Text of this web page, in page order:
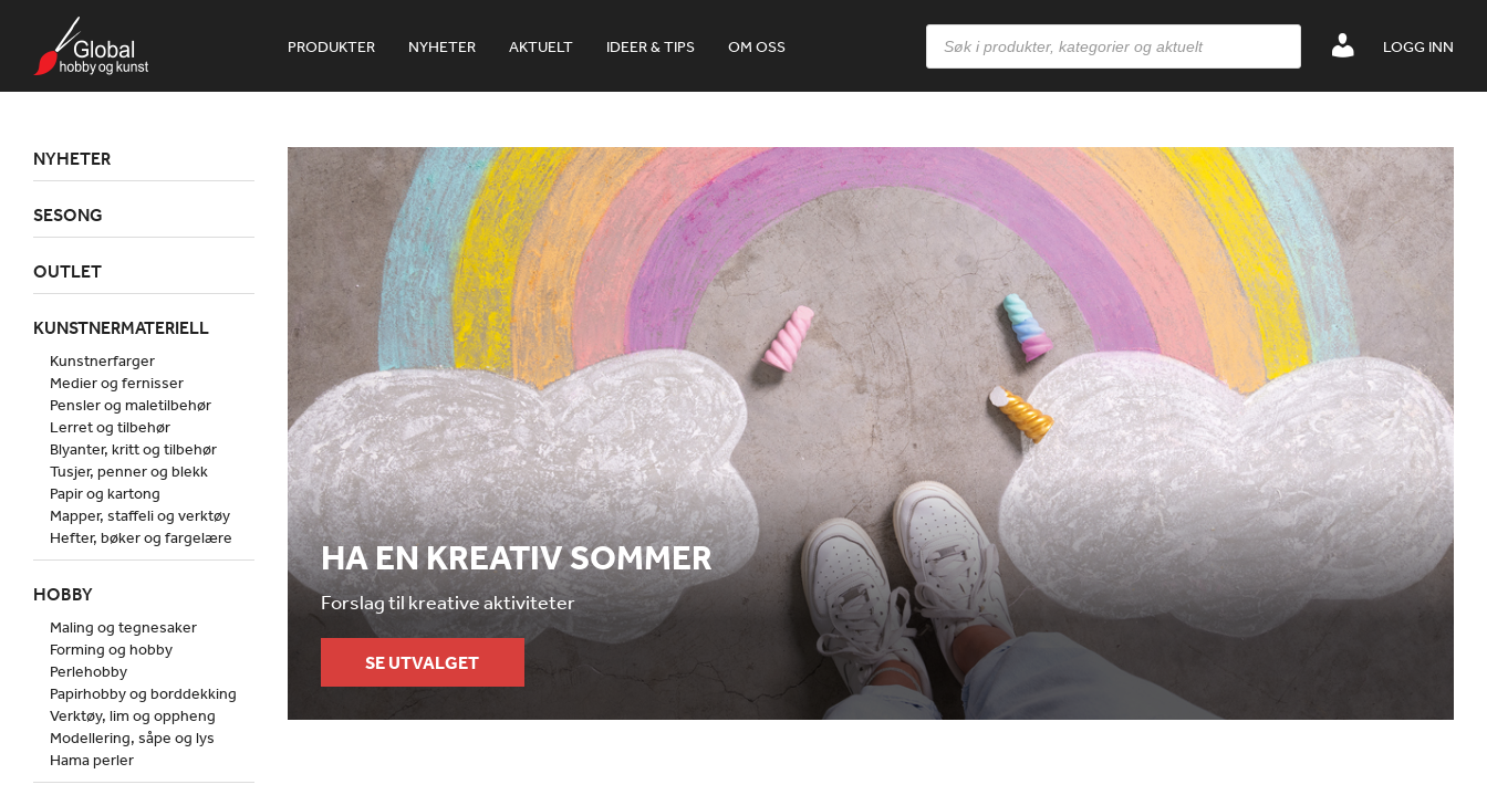
PRODUKTER NYHETER AKTUELT IDEER & TIPS OM OSS LOGG INN
Products
search
HA EN KREATIV SOMMER
Forslag til kreative aktiviteter
SE UTVALGET
NYHETER
SESONG
OUTLET
KUNSTNERMATERIELL
Kunstnerfarger
Medier og fernisser
Pensler og maletilbehør
Lerret og tilbehør
Blyanter, kritt og tilbehør
Tusjer, penner og blekk
Papir og kartong
Mapper, staffeli og verktøy
Hefter, bøker og fargelære
HOBBY
Maling og tegnesaker
Forming og hobby
Perlehobby
Papirhobby og borddekking
Verktøy, lim og oppheng
Modellering, såpe og lys
Hama perler